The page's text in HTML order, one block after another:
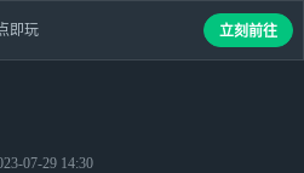
07-29 14:30
即玩 立刻前往